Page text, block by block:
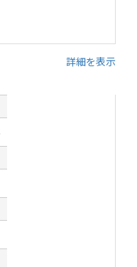
詳細を表示